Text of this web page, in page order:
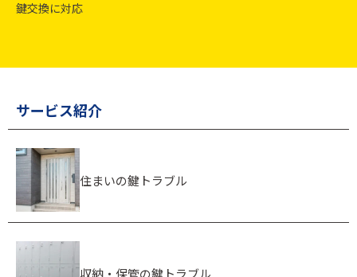
鍵交換に対応
サービス紹介
住まいの鍵トラブル
収納・保管の鍵トラブル